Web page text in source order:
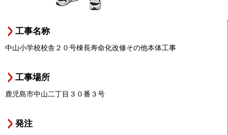
工事名称
中山小学校校舎２０号棟長寿命化改修その他本体工事
工事場所
鹿児島市中山二丁目３０番３号
発注